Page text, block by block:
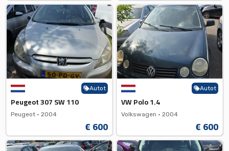
Autot
Peugeot 307 SW 110
Peugeot • 2004
€ 600
Autot
VW Polo 1.4
Volkswagen • 2004
€ 600